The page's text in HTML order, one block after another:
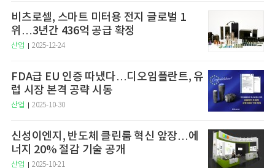
비츠로셀, 스마트 미터용 전지 글로벌 1
위…3년간 436억 공급 확정
산업 2025-12-24
FDA급 EU 인증 따냈다…디오임플란트, 유
럽 시장 본격 공략 시동
산업 2025-10-30
신성이엔지, 반도체 클린룸 혁신 앞장…에
너지 20% 절감 기술 공개
산업 2025-10-21